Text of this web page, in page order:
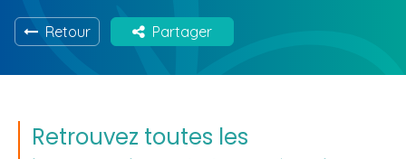
Retour Partager
Retrouvez toutes les